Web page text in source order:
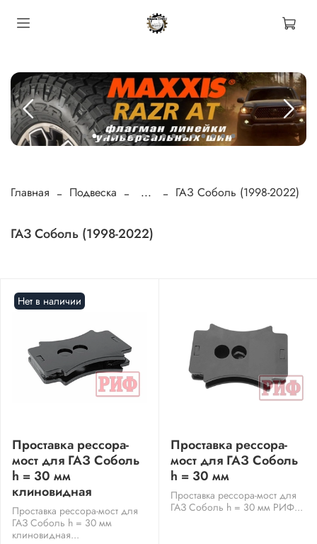
Главная Подвеска ... ГАЗ Соболь (1998-2022)
ГАЗ Соболь (1998-2022)
Нет в наличии
Проставка рессора-
мост для ГАЗ Соболь
h = 30 мм
клиновидная
Проставка рессора-мост для
ГАЗ Соболь h = 30 мм
клиновидная...
Проставка рессора-
мост для ГАЗ Соболь
h = 30 мм
Проставка рессора-мост для
ГАЗ Соболь h = 30 мм РИФ...